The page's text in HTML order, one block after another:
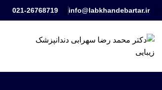
info@labkhandebartar.ir
021-26768719
شروع به تایپ کنید تا پستهای مورد نظر خود را ببینید.